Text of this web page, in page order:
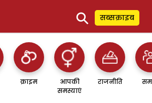
⚲ सब्सक्राइब
क्राइम
आपकी
समस्याएं
राजनीति